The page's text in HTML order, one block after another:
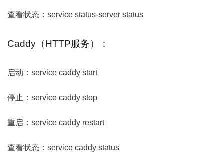
查看状态：service status-server status
Caddy（HTTP服务）：
启动：service caddy start
停止：service caddy stop
重启：service caddy restart
查看状态：service caddy status